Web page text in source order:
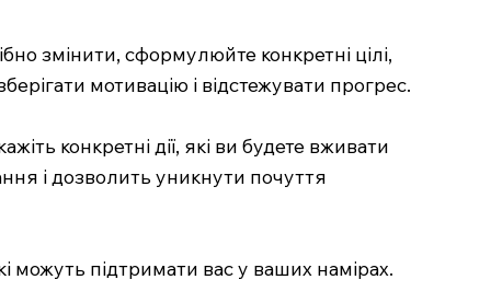
змінити, сформулюйте конкретні цілі,
мотивацію і відстежувати прогрес.
конкретні дії, які ви будете вживати
і дозволить уникнути почуття
можуть підтримати вас у ваших намірах.